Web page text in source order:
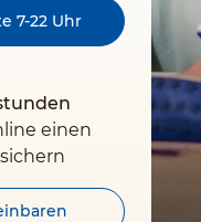
einen
7-22 Uhr